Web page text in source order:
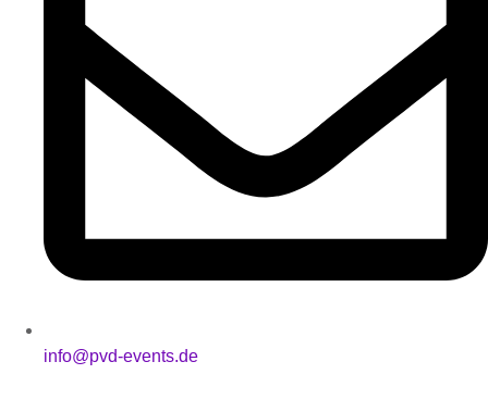
info@pvd-events.de